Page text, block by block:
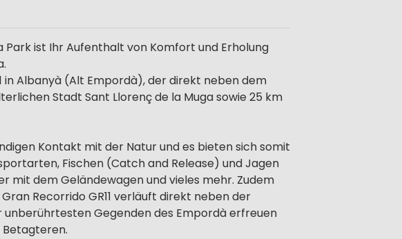
ist Ihr Aufenthalt von Komfort und Erholung
in Albanyà (Alt Empordà), der direkt neben dem
Stadt Sant Llorenç de la Muga sowie 25 km
Kontakt mit der Natur und es bieten sich somit
Fischen (Catch and Release) und Jagen
mit dem Geländewagen und vieles mehr. Zudem
Recorrido GR11 verläuft direkt neben der
Gegenden des Empordà erfreuen
Betagteren.